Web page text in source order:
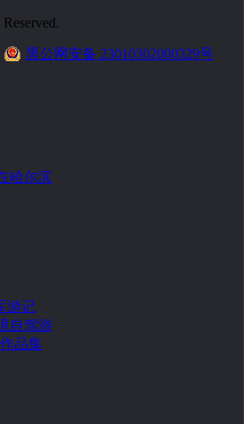
黑公网安备 23010302000329号
哈尔滨
游记
自驾游
品集